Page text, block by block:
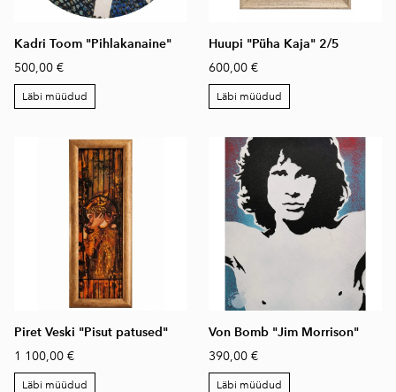
Kadri Toom "Pihlakanaine"
500,00 €
Läbi müüdud
Huupi "Püha Kaja" 2/5
600,00 €
Läbi müüdud
Piret Veski "Pisut patused"
1 100,00 €
Läbi müüdud
Von Bomb "Jim Morrison"
390,00 €
Läbi müüdud